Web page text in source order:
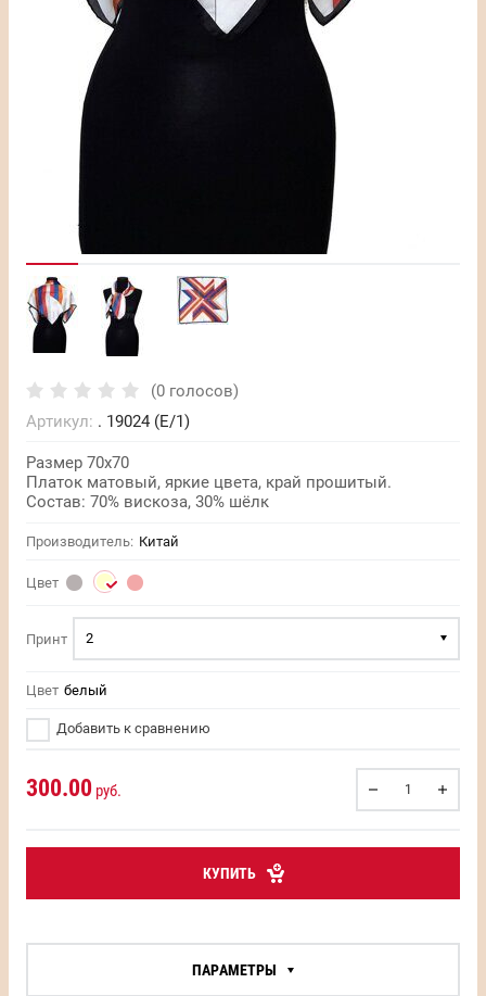
(0 голосов)
Артикул: . 19024 (Е/1)
Размер 70х70
Платок матовый, яркие цвета, край прошитый.
Состав: 70% вискоза, 30% шёлк
Производитель: Китай
Цвет
Принт 2
Цвет белый
Добавить к сравнению
300.00 руб.
КУПИТЬ
ПАРАМЕТРЫ